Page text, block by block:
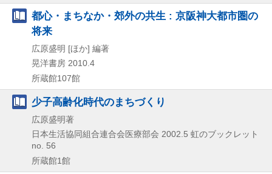
都心・まちなか・郊外の共生 : 京阪神大都市圏の
将来
広原盛明 [ほか] 編著
晃洋書房 2010.4
所蔵館107館
少子高齢化時代のまちづくり
広原盛明著
日本生活協同組合連合会医療部会 2002.5 虹のブックレット
no. 56
所蔵館1館